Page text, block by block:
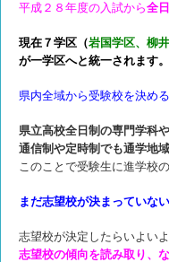
平成２８年度の入試から全
現在７学区（岩国学区、柳
が一学区へと統一されます。
県内全域から受験校を決め
県立高校全日制の専門学科
通信制や定時制でも通学地
このことで受験生に進学校
まだ志望校が決まっていな
志望校が決定したらいよい
志望校の傾向を読み取り、